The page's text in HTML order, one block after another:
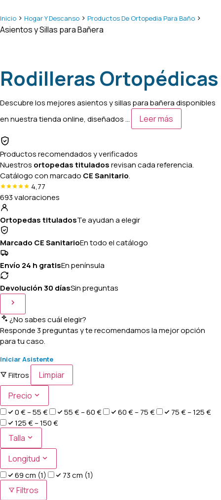
Inicio > Hogar Y Descanso > Productos De Ortopedia Para Baño >
Asientos y Sillas para Bañera
Rodilleras Ortopédicas
Descubre los mejores asientos y sillas para bañera disponibles
en nuestra tienda online, diseñados …
Leer más
Productos recomendados y verificados
Nuestros ortopedas tituladosrevisan cada referencia.
Catálogo con marcado CE Sanitario.
4,77
693 valoraciones
Ortopedas tituladosTe ayudan a elegir
Marcado CE SanitarioEn todo el catálogo
Envío 24 h gratisEn península
Devolución 30 díasSin preguntas
¿No sabes cuál elegir?
Responde 3 preguntas y te recomendamos la mejor opción
para tu caso.
Iniciar Asistente
Filtros
Limpiar
Precio
0 € – 55 € 55 € – 60 € 60 € – 75 €
75 € – 125 €
125 € – 150 €
Talla
Longitud
69 cm (1) 73 cm (1)
Filtros